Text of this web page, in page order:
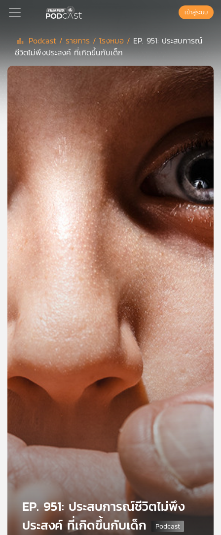
Podcast
เพล
ลิ
สต์
แนะนำ
เพล
ลิ
สต์
ของ
คุณ
บทความ
ข่าว
และ
กิจกรรม
เกี่ยว
เครือ
วิทยุ
เข้าสู่ระบบ
Podcast / รายการ /โรงหมอ / EP. 951: ประสบการณ์
ชีวิตไม่พึงประสงค์ ที่เกิดขึ้นกับเด็ก
EP. 951: ประสบการณ์ชีวิตไม่พึง
ประสงค์ ที่เกิดขึ้นกับเด็ก